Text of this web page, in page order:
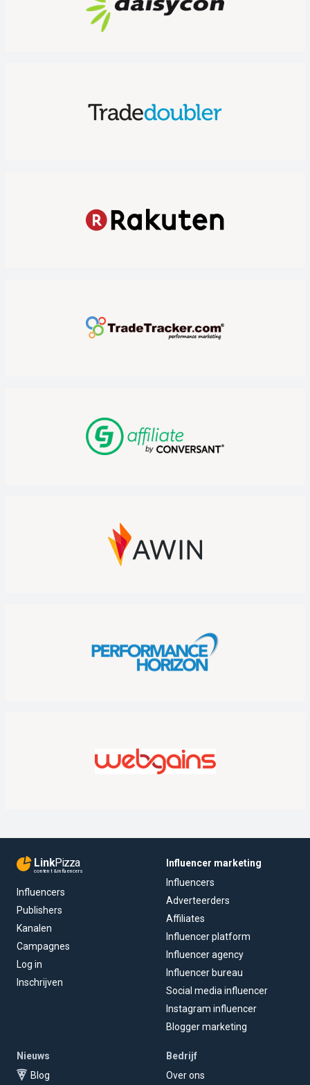
LinkPizza
content & influencers
Influencers
Publishers
Kanalen
Campagnes
Log in
Inschrijven
Influencer marketing
Influencers
Adverteerders
Affiliates
Influencer platform
Influencer agency
Influencer bureau
Social media influencer
Instagram influencer
Blogger marketing
Nieuws
Blog
Bedrijf
Over ons